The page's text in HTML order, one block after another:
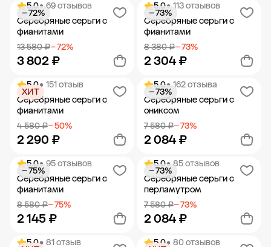
Добавить в корзину Добавить в корзину
5.0• 69 отзывов
Серебряные серьги с
фианитами
13 580 ₽− 72%
3 802 ₽
− 72%
Добавить в корзину
5.0• 113 отзывов
Серебряные серьги с
фианитами
8 380 ₽− 73%
2 304 ₽
− 73%
Добавить в корзину
5.0• 151 отзыв
Серебряные серьги с
фианитами
4 580 ₽− 50%
2 290 ₽
ХИТ
Добавить в корзину
5.0• 162 отзыва
Серебряные серьги с
ониксом
7 580 ₽− 73%
2 084 ₽
− 73%
Добавить в корзину
5.0• 95 отзывов
Серебряные серьги с
фианитами
8 580 ₽− 75%
2 145 ₽
− 75%
5.0• 85 отзывов
Серебряные серьги с
перламутром
7 580 ₽− 73%
2 084 ₽
− 73%
5.0• 81 отзыв
5.0• 80 отзывов